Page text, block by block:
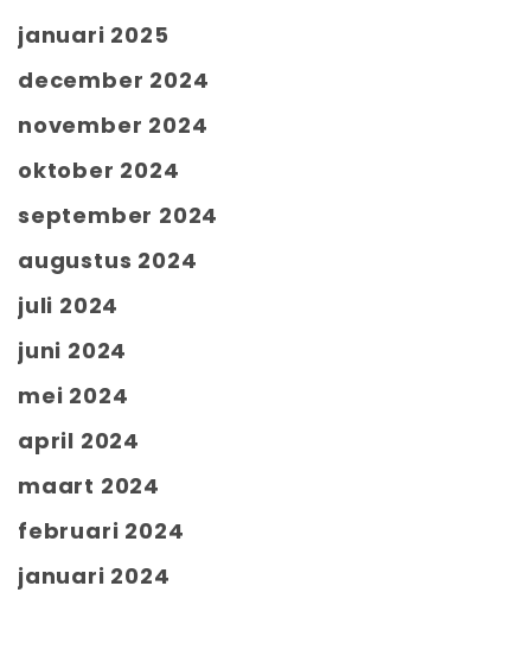
januari 2025
december 2024
november 2024
oktober 2024
september 2024
augustus 2024
juli 2024
juni 2024
mei 2024
april 2024
maart 2024
februari 2024
januari 2024